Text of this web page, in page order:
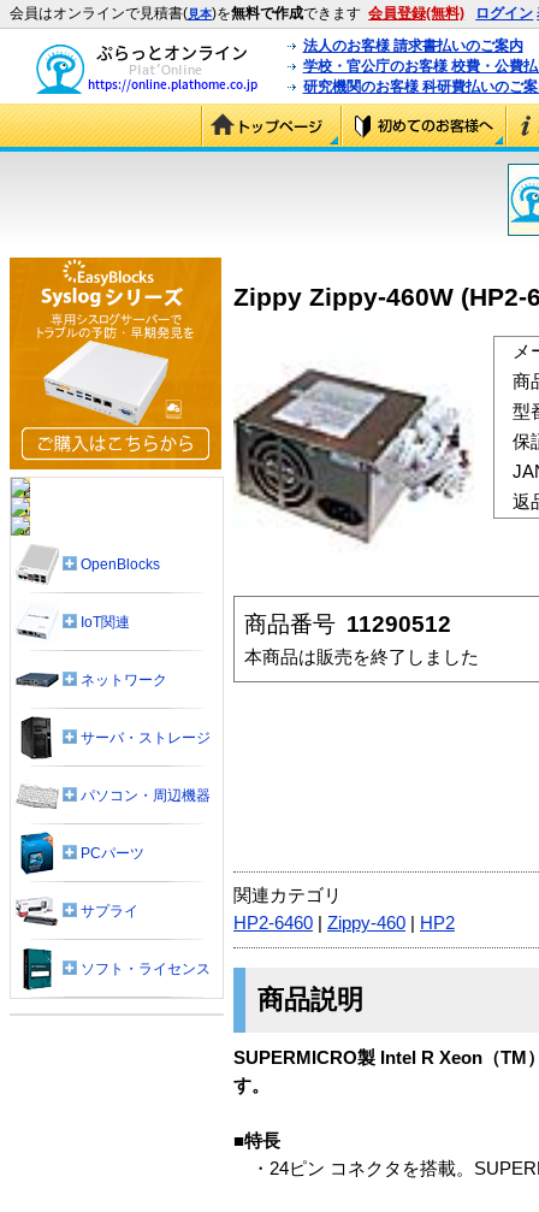
会員はオンラインで見積書(見本)を無料で作成できます 会員登録(無料) ログイン
法人のお客様 請求書払いのご案内
学校・官公庁のお客様 校費・公費
研究機関のお客様 科研費払いのご
Zippy Zippy-460W (HP2-
メ
商
型
保
返
商品番号 11290512
本商品は販売を終了しました
関連カテゴリ
HP2-6460
Zippy-460 HP2
商品説明
SUPERMICRO製 Intel R Xeon（TM
す。
■特長
・24ピン コネクタを搭載。
OpenBlocks
IoT関連
ネットワーク
サーバ・ストレージ
パソコン・周辺機器
PCパーツ
サプライ
ソフト・ライセンス